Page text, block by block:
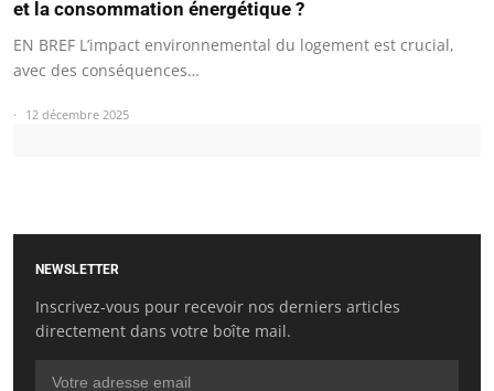
et la consommation énergétique ?
EN BREF L’impact environnemental du logement est crucial,
avec des conséquences…
12 décembre 2025
NEWSLETTER
Inscrivez-vous pour recevoir nos derniers articles
directement dans votre boîte mail.